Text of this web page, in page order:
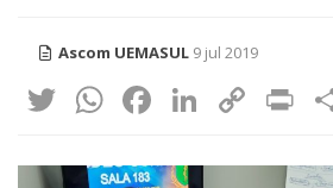
Ascom UEMASUL 9 jul 2019
Twitter
WhatsApp
Facebook